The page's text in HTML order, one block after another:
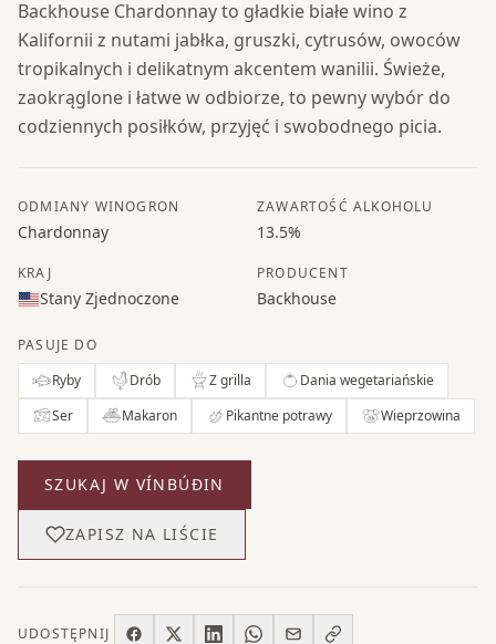
Backhouse Chardonnay to gładkie białe wino z
Kalifornii z nutami jabłka, gruszki, cytrusów, owoców
tropikalnych i delikatnym akcentem wanilii. Świeże,
zaokrąglone i łatwe w odbiorze, to pewny wybór do
codziennych posiłków, przyjęć i swobodnego picia.
ODMIANY WINOGRON
Chardonnay
ZAWARTOŚĆ ALKOHOLU
13.5%
KRAJ
Stany Zjednoczone
PRODUCENT
Backhouse
PASUJE DO
Ryby
Drób Z grilla
Dania wegetariańskie
Ser
Makaron Pikantne potrawy Wieprzowina
SZUKAJ W VÍNBÚÐIN
ZAPISZ NA LIŚCIE
UDOSTĘPNIJ